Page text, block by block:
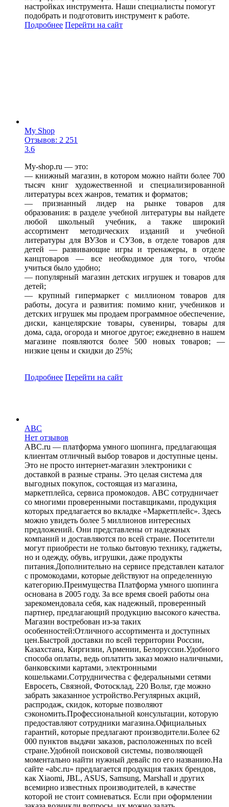
настройках инструмента. Наши специалисты помогут
подобрать и подготовить инструмент к работе.
Подробнее Перейти на сайт
My Shop
Отзывов: 2 251
3.6
My-shop.ru — это:
— книжный магазин, в котором можно найти более 700
тысяч книг художественной и специализированной
литературы всех жанров, тематик и форматов;
— признанный лидер на рынке товаров для
образования: в разделе учебной литературы вы найдете
любой школьный учебник, а также широкий
ассортимент методических изданий и учебной
литературы для ВУЗов и СУЗов, в отделе товаров для
детей — развивающие игры и тренажеры, в отделе
канцтоваров — все необходимое для того, чтобы
учиться было удобно;
— популярный магазин детских игрушек и товаров для
детей;
— крупный гипермаркет с миллионом товаров для
работы, досуга и развития: помимо книг, учебников и
детских игрушек мы продаем программное обеспечение,
диски, канцелярские товары, сувениры, товары для
дома, сада, огорода и многое другое; ежедневно в нашем
магазине появляются более 500 новых товаров; —
низкие цены и скидки до 25%;
Подробнее Перейти на сайт
ABC
Нет отзывов
ABC.ru — платформа умного шопинга, предлагающая
клиентам отличный выбор товаров и доступные цены.
Это не просто интернет-магазин электроники с
доставкой в разные страны. Это целая система для
выгодных покупок, состоящая из магазина,
маркетплейса, сервиса промокодов. ABC сотрудничает
со многими проверенными поставщиками, продукция
которых предлагается во вкладке «Маркетплейс». Здесь
можно увидеть более 5 миллионов интересных
предложений. Они представлены от надежных
компаний и доставляются по всей стране. Посетители
могут приобрести не только бытовую технику, гаджеты,
но и одежду, обувь, игрушки, даже продукты
питания.Дополнительно на сервисе представлен каталог
с промокодами, которые действуют на определенную
категорию.Преимущества Платформа умного шопинга
основана в 2005 году. За все время своей работы она
зарекомендовала себя, как надежный, проверенный
партнер, предлагающий продукцию высокого качества.
Магазин востребован из-за таких
особенностей:Отличного ассортимента и доступных
цен.Быстрой доставки по всей территории России,
Казахстана, Киргизии, Армении, Белоруссии.Удобного
способа оплаты, ведь оплатить заказ можно наличными,
банковскими картами, электронными
кошельками.Сотрудничества с федеральными сетями
Евросеть, Связной, Фотосклад, 220 Вольт, где можно
забрать заказанное устройство.Регулярных акций,
распродаж, скидок, которые позволяют
сэкономить.Профессиональной консультации, которую
предоставляют сотрудники магазина.Официальных
гарантий, которые предлагают производители.Более 62
000 пунктов выдачи заказов, расположенных по всей
стране.Удобной поисковой системы, позволяющей
моментально найти нужный девайс по его названию.На
сайте «abc.ru» предлагается продукция таких брендов,
как Xiaomi, JBL, ASUS, Samsung, Marshall и других
всемирно известных производителей, в качестве
которой не стоит сомневаться. Если при оформлении